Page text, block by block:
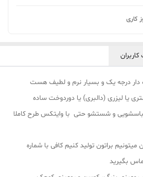
کاری
دار درجه یک و بسیار نرم و لطیف هست
یا لیزری (دالبری) یا دوردوخت ساده
و شستشو حتی با وایتکس طرح کاملا
میتونیم براتون تولید کنیم کافی با شماره